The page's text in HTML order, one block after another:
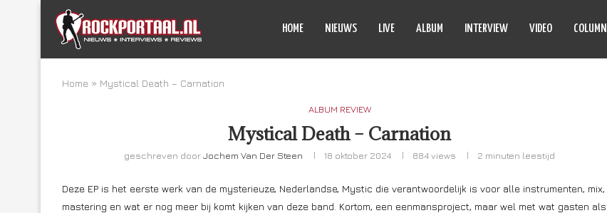
HOME NIEUWS LIVE ALBUM INTERVIEW VIDEO COLUMN
Home » Mystical Death – Carnation
ALBUM REVIEW
Mystical Death – Carnation
geschreven doorJochem Van Der Steen 18 oktober 2024 884views 2 minuten leestijd
Deze EP is het eerste werk van de mysterieuze, Nederlandse, Mystic die verantwoordelijk is voor alle instrumenten, mix,
mastering en wat er nog meer bij komt kijken van deze band. Kortom, een eenmansproject, maar wel met wat gasten als